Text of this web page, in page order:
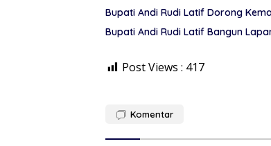
Bupati Andi Rudi Latif Dorong
Bupati Andi Rudi Latif Bangun
Post Views : 417
Komentar